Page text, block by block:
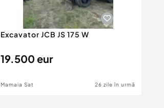
Excavator JCB JS 175 W
19.500 eur
Mamaia Sat 26 zile în urmă